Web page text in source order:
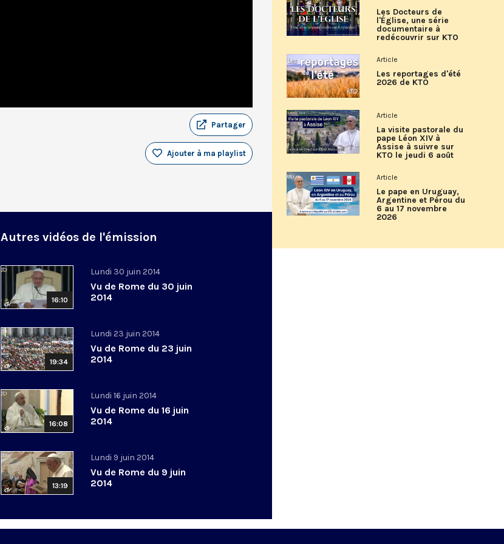
Partager
Ajouter à ma playlist
Autres vidéos de l'émission
16:10
Lundi 30 juin 2014
Vu de Rome du 30 juin
2014
19:34
Lundi 23 juin 2014
Vu de Rome du 23 juin
2014
16:08
Lundi 16 juin 2014
Vu de Rome du 16 juin
2014
13:19
Lundi 9 juin 2014
Vu de Rome du 9 juin
2014
Les Docteurs de
l'Église, une série
documentaire à
redécouvrir sur KTO
Article
Les reportages d'été
2026 de KTO
Article
La visite pastorale du
pape Léon XIV à
Assise à suivre sur
KTO le jeudi 6 août
Article
Le pape en Uruguay,
Argentine et Pérou du
6 au 17 novembre
2026